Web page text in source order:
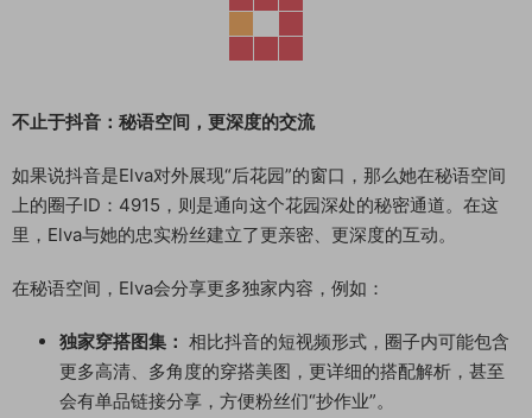
不止于抖音：秘语空间，更深度的交流
如果说抖音是Elva对外展现“后花园”的窗口，那么她在秘语空间
上的圈子ID：4915，则是通向这个花园深处的秘密通道。在这
里，Elva与她的忠实粉丝建立了更亲密、更深度的互动。
在秘语空间，Elva会分享更多独家内容，例如：
独家穿搭图集： 相比抖音的短视频形式，圈子内可能包含
更多高清、多角度的穿搭美图，更详细的搭配解析，甚至
会有单品链接分享，方便粉丝们“抄作业”。